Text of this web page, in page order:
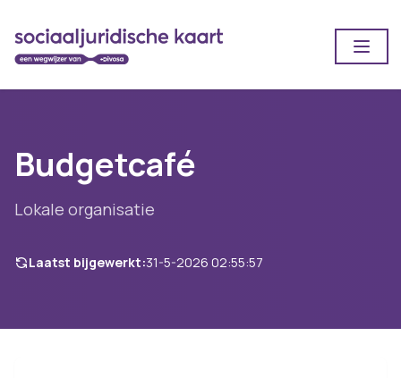
Budgetcafé
Lokale organisatie
Laatst bijgewerkt:31-5-2026 02:55:57